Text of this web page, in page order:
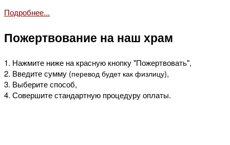
Подробнее...
Пожертвование на наш храм
1. Нажмите ниже на красную кнопку "Пожертвовать",
2. Введите сумму (перевод будет как физлицу),
3. Выберите способ,
4. Совершите стандартную процедуру оплаты.